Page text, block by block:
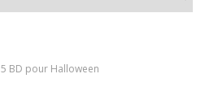
5 BD pour Halloween